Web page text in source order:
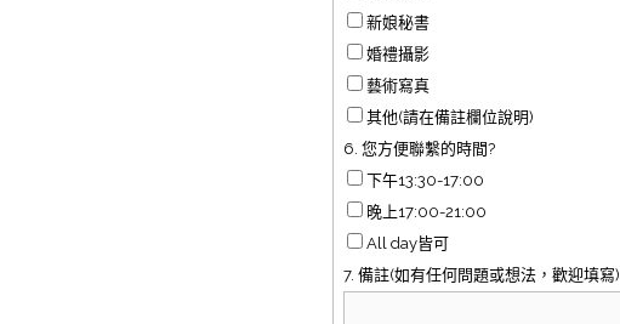
新娘秘書
婚禮攝影
藝術寫真
其他(請在備註欄位說明)
6. 您方便聯繫的時間?
下午13:30-17:00
晚上17:00-21:00
All day皆可
7. 備註(如有任何問題或想法，歡迎填寫)